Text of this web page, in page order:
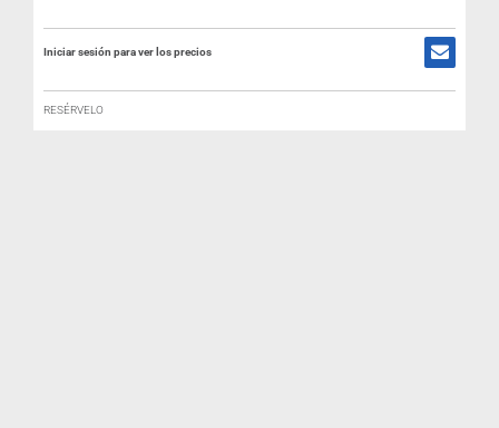
Iniciar sesión para ver los precios
RESÉRVELO